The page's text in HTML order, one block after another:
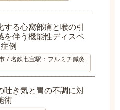
する心窩部痛と喉の引
を伴う機能性ディスペ
例
/ 名鉄七宝駅：フルミチ鍼灸
吐き気と胃の不調に対
術